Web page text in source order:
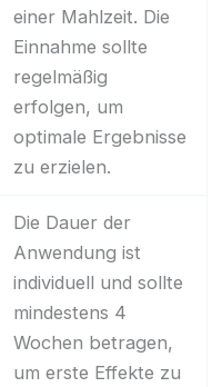
einer Mahlzeit. Die
Einnahme sollte
regelmäßig
erfolgen, um
optimale Ergebnisse
zu erzielen.
Die Dauer der
Anwendung ist
individuell und sollte
mindestens 4
Wochen betragen,
um erste Effekte zu